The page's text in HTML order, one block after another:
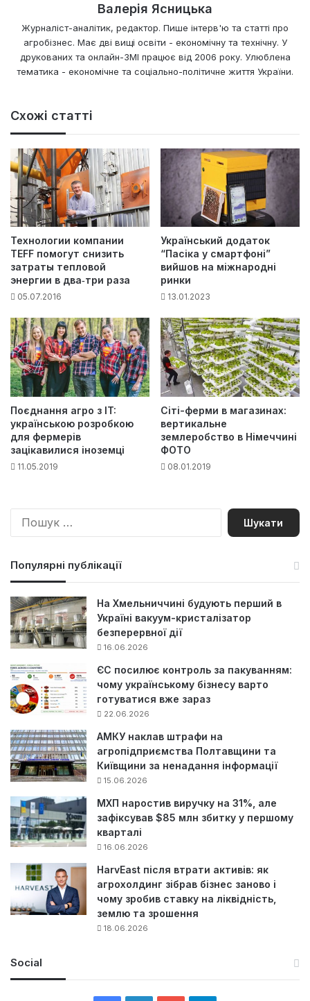
Валерія Ясницька
Журналіст-аналітик, редактор. Пише інтерв'ю та статті про
агробізнес. Має дві вищі освіти - економічну та технічну. У
друкованих та онлайн-ЗМІ працює від 2006 року. Улюблена
тематика - економічне та соціально-політичне життя України.
Схожі статті
Технологии компании
TEFF помогут снизить
затраты тепловой
энергии в два‑три раза
05.07.2016
Український додаток
“Пасіка у смартфоні”
вийшов на міжнародні
ринки
13.01.2023
Поєднання агро з IT:
українською розробкою
для фермерів
зацікавилися іноземці
11.05.2019
Сіті-ферми в магазинах:
вертикальне
землеробство в Німеччині
ФОТО
08.01.2019
П
Популярні публікації
На Хмельниччині будують перший в
Україні вакуум-кристалізатор
безперервної дії
16.06.2026
ЄС посилює контроль за пакуванням:
чому українському бізнесу варто
готуватися вже зараз
22.06.2026
АМКУ наклав штрафи на
агропідприємства Полтавщини та
Київщини за ненадання інформації
15.06.2026
МХП наростив виручку на 31%, але
зафіксував $85 млн збитку у першому
кварталі
16.06.2026
HarvEast після втрати активів: як
агрохолдинг зібрав бізнес заново і
чому зробив ставку на ліквідність,
землю та зрошення
18.06.2026
Social